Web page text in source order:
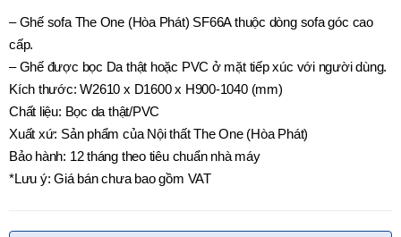
– Ghế sofa The One (Hòa Phát) SF66A thuộc dòng sofa góc cao
cấp.
– Ghế được bọc Da thật hoặc PVC ở mặt tiếp xúc với người dùng.
Kích thước: W2610 x D1600 x H900-1040 (mm)
Chất liệu: Bọc da thật/PVC
Xuất xứ: Sản phẩm của Nội thất The One (Hòa Phát)
Bảo hành: 12 tháng theo tiêu chuẩn nhà máy
*Lưu ý: Giá bán chưa bao gồm VAT